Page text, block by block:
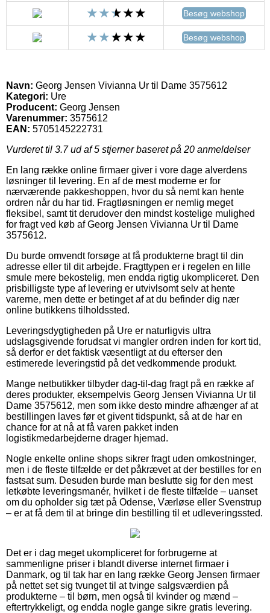
Besøg webshop
Besøg webshop
Navn: Georg Jensen Vivianna Ur til Dame 3575612
Kategori: Ure
Producent: Georg Jensen
Varenummer: 3575612
EAN: 5705145222731
Vurderet til 3.7ud af 5 stjerner baseret på 20 anmeldelser
En lang række online firmaer giver i vore dage alverdens
løsninger til levering. En af de mest moderne er for
nærværende pakkeshoppen, hvor du så nemt kan hente
ordren når du har tid. Fragtløsningen er nemlig meget
fleksibel, samt tit derudover den mindst kostelige mulighed
for fragt ved køb af Georg Jensen Vivianna Ur til Dame
3575612.
Du burde omvendt forsøge at få produkterne bragt til din
adresse eller til dit arbejde. Fragttypen er i regelen en lille
smule mere bekostelig, men endda rigtig ukompliceret. Den
prisbilligste type af levering er utvivlsomt selv at hente
varerne, men dette er betinget af at du befinder dig nær
online butikkens tilholdssted.
Leveringsdygtigheden på Ure er naturligvis ultra
udslagsgivende forudsat vi mangler ordren inden for kort tid,
så derfor er det faktisk væsentligt at du efterser den
estimerede leveringstid på det vedkommende produkt.
Mange netbutikker tilbyder dag-til-dag fragt på en række af
deres produkter, eksempelvis Georg Jensen Vivianna Ur til
Dame 3575612, men som ikke desto mindre afhænger af at
bestillingen laves før et givent tidspunkt, så at de har en
chance for at nå at få varen pakket inden
logistikmedarbejderne drager hjemad.
Nogle enkelte online shops sikrer fragt uden omkostninger,
men i de fleste tilfælde er det påkrævet at der bestilles for en
fastsat sum. Desuden burde man beslutte sig for den mest
letkøbte leveringsmanér, hvilket i de fleste tilfælde – uanset
om du opholder sig tæt på Odense, Værløse eller Svenstrup
– er at få dem til at bringe din bestilling til et udleveringssted.
Det er i dag meget ukompliceret for forbrugerne at
sammenligne priser i blandt diverse internet firmaer i
Danmark, og til tak har en lang række Georg Jensen firmaer
på nettet set sig tvunget til at tvinge salgsværdien på
produkterne – til børn, men også til kvinder og mænd –
eftertrykkeligt, og endda nogle gange sikre gratis levering.